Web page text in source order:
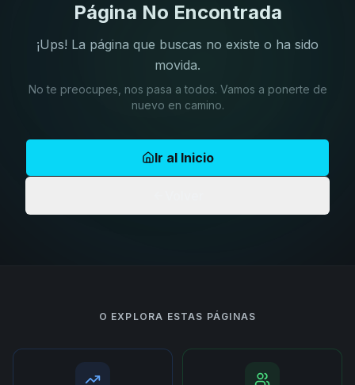
Página No Encontrada
¡Ups! La página que buscas no existe o ha sido
movida.
No te preocupes, nos pasa a todos. Vamos a ponerte de
nuevo en camino.
Ir al Inicio
O EXPLORA ESTAS PÁGINAS